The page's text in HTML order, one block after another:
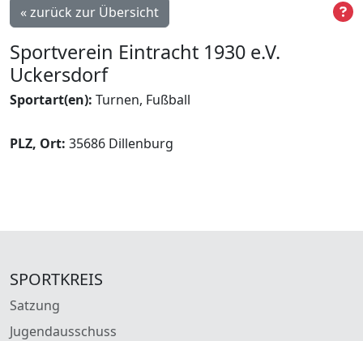
« zurück zur Übersicht
Sportverein Eintracht 1930 e.V.
Uckersdorf
Sportart(en): Turnen, Fußball
PLZ, Ort: 35686 Dillenburg
SPORTKREIS
Satzung
Jugendausschuss